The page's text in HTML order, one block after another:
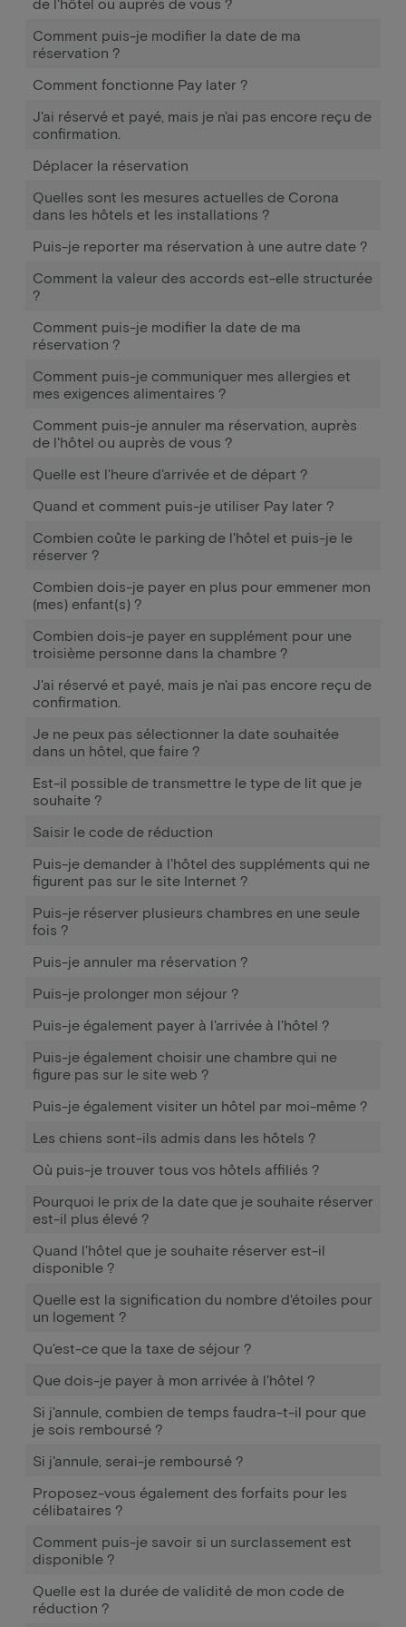
Comment puis-je modifier la date de ma
réservation ?
Comment fonctionne Pay later ?
J'ai réservé et payé, mais je n'ai pas encore reçu de
confirmation.
Déplacer la réservation
Quelles sont les mesures actuelles de Corona
dans les hôtels et les installations ?
Puis-je reporter ma réservation à une autre date ?
Comment la valeur des accords est-elle structurée
?
Comment puis-je modifier la date de ma
réservation ?
Comment puis-je communiquer mes allergies et
mes exigences alimentaires ?
Comment puis-je annuler ma réservation, auprès
de l'hôtel ou auprès de vous ?
Quelle est l'heure d'arrivée et de départ ?
Quand et comment puis-je utiliser Pay later ?
Combien coûte le parking de l'hôtel et puis-je le
réserver ?
Combien dois-je payer en plus pour emmener mon
(mes) enfant(s) ?
Combien dois-je payer en supplément pour une
troisième personne dans la chambre ?
J'ai réservé et payé, mais je n'ai pas encore reçu de
confirmation.
Je ne peux pas sélectionner la date souhaitée
dans un hôtel, que faire ?
Est-il possible de transmettre le type de lit que je
souhaite ?
Saisir le code de réduction
Puis-je demander à l'hôtel des suppléments qui ne
figurent pas sur le site Internet ?
Puis-je réserver plusieurs chambres en une seule
fois ?
Puis-je annuler ma réservation ?
Puis-je prolonger mon séjour ?
Puis-je également payer à l'arrivée à l'hôtel ?
Puis-je également choisir une chambre qui ne
figure pas sur le site web ?
Puis-je également visiter un hôtel par moi-même ?
Les chiens sont-ils admis dans les hôtels ?
Où puis-je trouver tous vos hôtels affiliés ?
Pourquoi le prix de la date que je souhaite réserver
est-il plus élevé ?
Quand l'hôtel que je souhaite réserver est-il
disponible ?
Quelle est la signification du nombre d'étoiles pour
un logement ?
Qu'est-ce que la taxe de séjour ?
Que dois-je payer à mon arrivée à l'hôtel ?
Si j'annule, combien de temps faudra-t-il pour que
je sois remboursé ?
Si j'annule, serai-je remboursé ?
Proposez-vous également des forfaits pour les
célibataires ?
Comment puis-je savoir si un surclassement est
disponible ?
Quelle est la durée de validité de mon code de
réduction ?